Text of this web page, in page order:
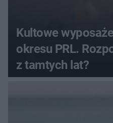
Kultowe
okresu PRL.
z tamtych lat?